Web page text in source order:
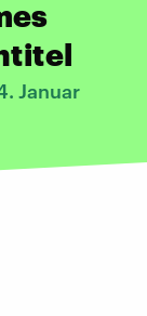
Januar